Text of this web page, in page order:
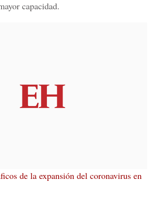
capacidad.
de la expansión del coronavirus en